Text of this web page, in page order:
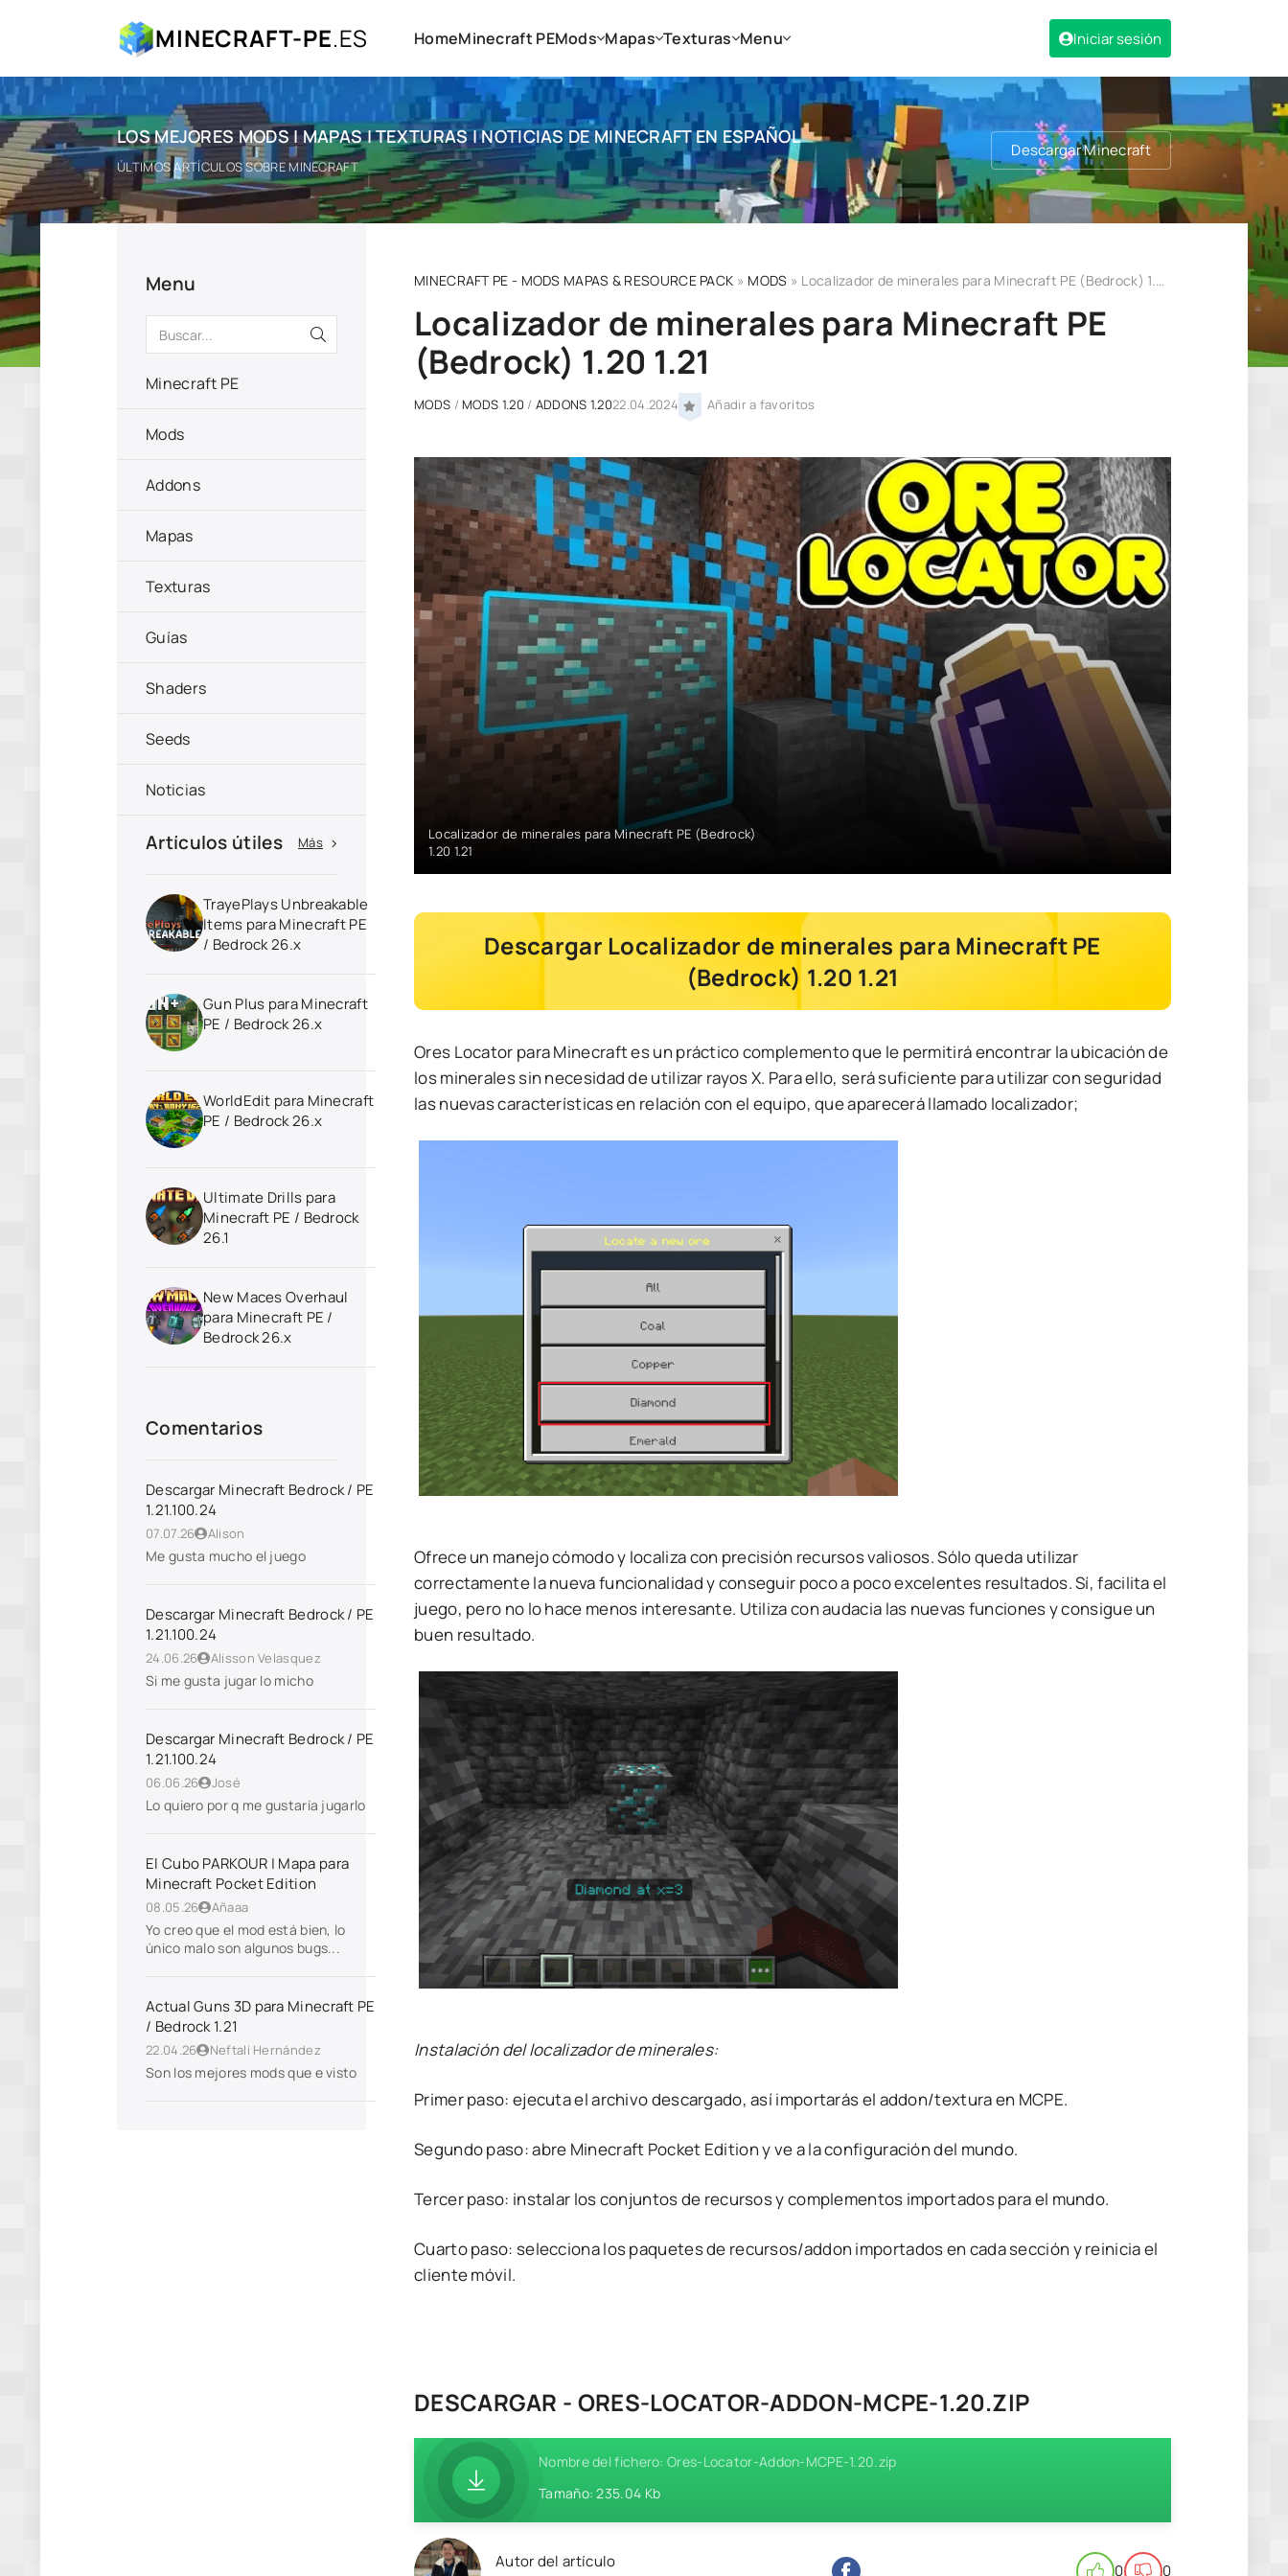
MINECRAFT-PE.ES HomeMinecraft PEMods Mapas Texturas Menu Iniciar sesión
LOS MEJORES MODS | MAPAS | TEXTURAS | NOTICIAS DE MINECRAFT EN ESPAÑOL
ÚLTIMOS ARTÍCULOS SOBRE MINECRAFT
Descargar Minecraft
MINECRAFT PE - MODS MAPAS & RESOURCE PACK » MODS » Localizador de minerales para Minecraft PE (Bedrock) 1.20 1.21
Localizador de minerales para Minecraft PE
(Bedrock) 1.20 1.21
MODS / MODS 1.20 / ADDONS 1.2022.04.2024 Añadir a favoritos
Localizador de minerales para Minecraft PE (Bedrock)
1.20 1.21
Descargar Localizador de minerales para Minecraft PE
(Bedrock) 1.20 1.21
Ores Locator para Minecraft es un práctico complemento que le permitirá encontrar la ubicación de
los minerales sin necesidad de utilizar rayos X. Para ello, será suficiente para utilizar con seguridad
las nuevas características en relación con el equipo, que aparecerá llamado localizador;
Ofrece un manejo cómodo y localiza con precisión recursos valiosos. Sólo queda utilizar
correctamente la nueva funcionalidad y conseguir poco a poco excelentes resultados. Sí, facilita el
juego, pero no lo hace menos interesante. Utiliza con audacia las nuevas funciones y consigue un
buen resultado.
Instalación del localizador de minerales:
Primer paso: ejecuta el archivo descargado, así importarás el addon/textura en MCPE.
Segundo paso: abre Minecraft Pocket Edition y ve a la configuración del mundo.
Tercer paso: instalar los conjuntos de recursos y complementos importados para el mundo.
Cuarto paso: selecciona los paquetes de recursos/addon importados en cada sección y reinicia el
cliente móvil.
DESCARGAR - ORES-LOCATOR-ADDON-MCPE-1.20.ZIP
Nombre del fichero: Ores-Locator-Addon-MCPE-1.20.zip
Tamaño: 235.04 Kb
Autor del artículo
0 0
Menu
Minecraft PE
Mods
Addons
Mapas
Texturas
Guías
Shaders
Seeds
Noticias
Artículos útiles Más
TrayePlays Unbreakable
Items para Minecraft PE
/ Bedrock 26.x
Gun Plus para Minecraft
PE / Bedrock 26.x
WorldEdit para Minecraft
PE / Bedrock 26.x
Ultimate Drills para
Minecraft PE / Bedrock
26.1
New Maces Overhaul
para Minecraft PE /
Bedrock 26.x
Comentarios
Descargar Minecraft Bedrock / PE
1.21.100.24
07.07.26 Alison
Me gusta mucho el juego
Descargar Minecraft Bedrock / PE
1.21.100.24
24.06.26 Alisson Velasquez
Si me gusta jugar lo micho
Descargar Minecraft Bedrock / PE
1.21.100.24
06.06.26 José
Lo quiero por q me gustaría jugarlo
El Cubo PARKOUR | Mapa para
Minecraft Pocket Edition
08.05.26 Añaaa
Yo creo que el mod está bien, lo
único malo son algunos bugs...
Actual Guns 3D para Minecraft PE
/ Bedrock 1.21
22.04.26 Neftali Hernández
Son los mejores mods que e visto